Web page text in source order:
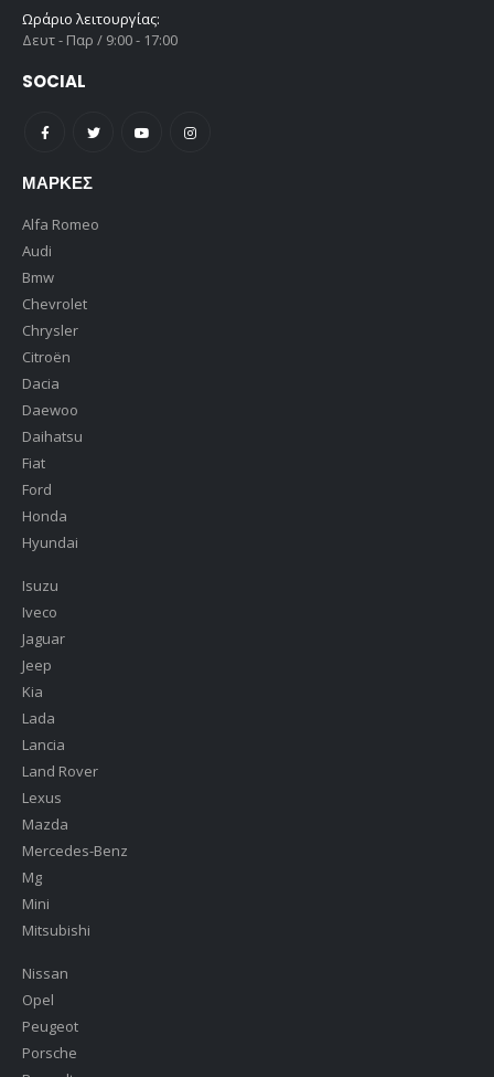
Ωράριο λειτουργίας:
Δευτ - Παρ / 9:00 - 17:00
SOCIAL
ΜΆΡΚΕΣ
Alfa Romeo
Audi
Bmw
Chevrolet
Chrysler
Citroën
Dacia
Daewoo
Daihatsu
Fiat
Ford
Honda
Hyundai
Isuzu
Iveco
Jaguar
Jeep
Kia
Lada
Lancia
Land Rover
Lexus
Mazda
Mercedes-Benz
Mg
Mini
Mitsubishi
Nissan
Opel
Peugeot
Porsche